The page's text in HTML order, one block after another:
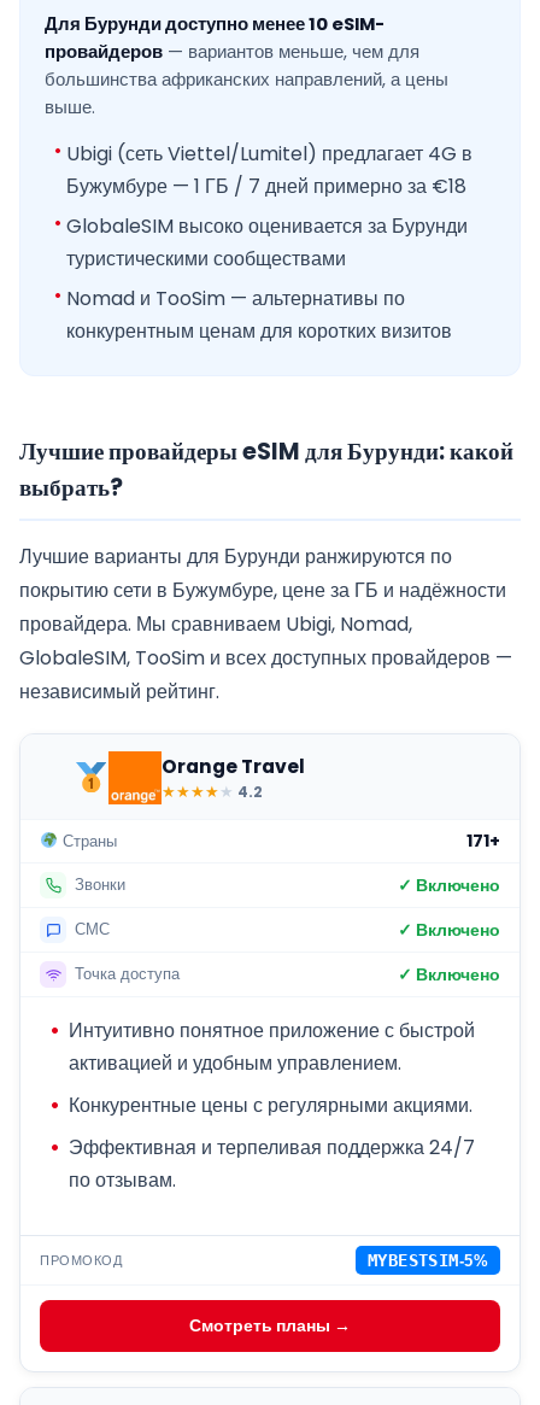
Для Бурунди доступно менее 10 eSIM-
провайдеров — вариантов меньше, чем для
большинства африканских направлений, а цены
выше.
Ubigi (сеть Viettel/Lumitel) предлагает 4G в
Бужумбуре — 1 ГБ / 7 дней примерно за €18
GlobaleSIM высоко оценивается за Бурунди
туристическими сообществами
Nomad и TooSim — альтернативы по
конкурентным ценам для коротких визитов
Лучшие провайдеры eSIM для Бурунди: какой
выбрать?
Лучшие варианты для Бурунди ранжируются по
покрытию сети в Бужумбуре, цене за ГБ и надёжности
провайдера. Мы сравниваем Ubigi, Nomad,
GlobaleSIM, TooSim и всех доступных провайдеров —
независимый рейтинг.
Orange Travel
★★★★★ 4.2
Страны 171+
Звонки ✓ Включено
СМС ✓ Включено
Точка доступа ✓ Включено
Интуитивно понятное приложение с быстрой
активацией и удобным управлением.
Конкурентные цены с регулярными акциями.
Эффективная и терпеливая поддержка 24/7
по отзывам.
ПРОМОКОД MYBESTSIM-5%
Смотреть планы →